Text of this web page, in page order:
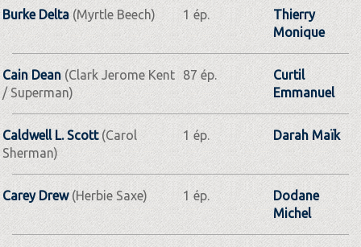
Burke Delta (Myrtle Beech) 1 ép.
Thierry
Monique
Cain Dean (Clark Jerome Kent
/ Superman)
87 ép.
Curtil
Emmanuel
Caldwell L. Scott(Carol
Sherman)
1 ép. Darah Maïk
Carey Drew(Herbie Saxe) 1 ép.
Dodane
Michel